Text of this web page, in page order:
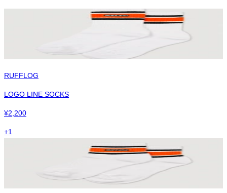
RUFFLOG
LOGO LINE SOCKS
¥2,200
+1